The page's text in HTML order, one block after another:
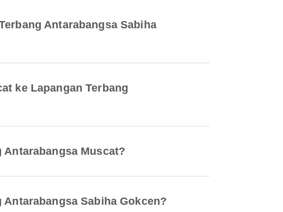
Antarabangsa Sabiha
ke Lapangan Terbang
Muscat?
Sabiha Gokcen?